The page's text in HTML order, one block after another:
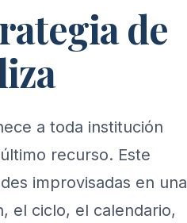
de
a toda institución
recurso. Este
improvisadas en una
el ciclo, el calendario,